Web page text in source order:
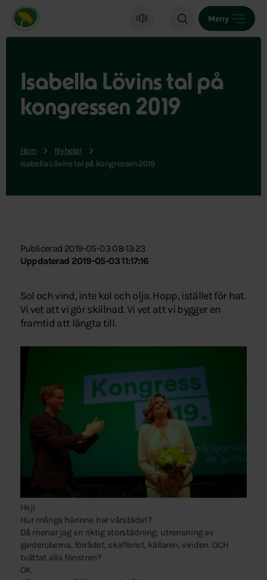
Miljöpartiet de gröna, startsida
Meny
Isabella Lövins tal på
kongressen 2019
Hem
Nyheter
Isabella Lövins tal på kongressen 2019
Publicerad 2019-05-03 08:13:23
Uppdaterad 2019-05-03 11:17:16
Sol och vind, inte kol och olja. Hopp, istället för hat.
Vi vet att vi gör skillnad. Vi vet att vi bygger en
framtid att längta till.
Hej!
Hur många härinne har vårstädat?
Då menar jag en riktig storstädning; utrensning av
garderoberna, förrådet, skafferiet, källaren, vinden. OCH
tvättat alla fönstren?
OK.